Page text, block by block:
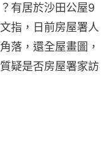
有居於沙田公屋9
指，日前房屋署人
落，還全屋畫圖，
疑是否房屋署家訪